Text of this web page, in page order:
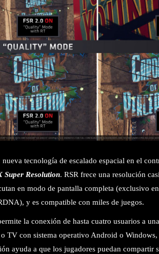
nueva tecnología de escalado espacial en el
Resolution. RSR frece una resolución
en modo de pantalla completa (exclusivo
y es compatible con miles de juegos.
la conexión de hasta cuatro usuarios a
TV con sistema operativo Android o
ayuda a que los jugadores puedan compartir